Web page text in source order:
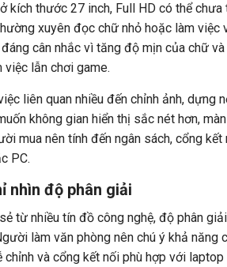
kích thước 27 inch, Full HD có thể
xuyên đọc chữ nhỏ hoặc làm việc
cân nhắc vì tăng độ mịn của chữ
việc lẫn chơi game.
liên quan nhiều đến chỉnh ảnh, dựng
không gian hiển thị sắc nét hơn,
mua nên tính đến ngân sách, cổng
PC.
nhìn độ phân giải
từ nhiều tín đồ công nghệ, độ phân
làm văn phòng nên chú ý khả năng
chỉnh và cổng kết nối phù hợp với laptop